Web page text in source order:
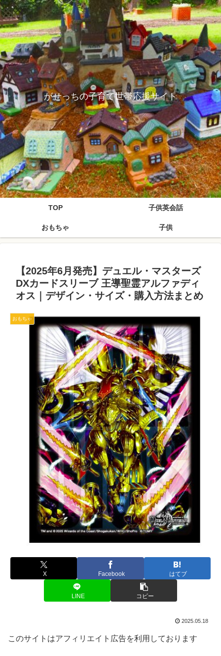
がせっちの子育て世帯応援サイト
TOP 子供英会話
おもちゃ 子供
【2025年6月発売】デュエル・マスターズ
DXカードスリーブ 王導聖霊アルファディ
オス｜デザイン・サイズ・購入方法まとめ
おもちゃ
X Facebook はてブ
LINE コピー
2025.05.18
このサイトはアフィリエイト広告を利用しております